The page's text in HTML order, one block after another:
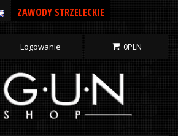
ZAWODY STRZELECKIE
Logowanie 0PLN